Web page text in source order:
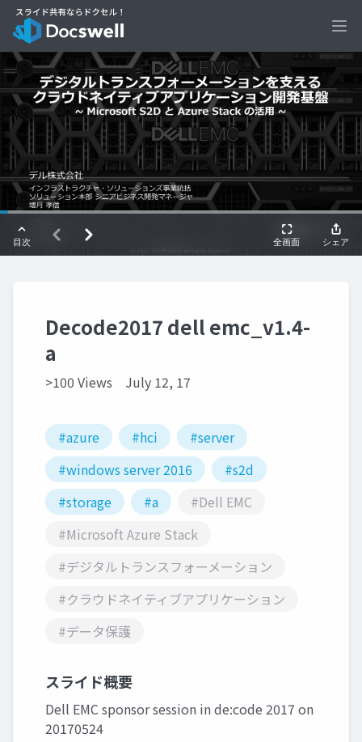
Decode2017 dell emc_v1.4-
a
>100 Views July 12, 17
#azure #hci
#server
#windows server 2016
#s2d
#storage
#a
#Dell EMC
#Microsoft Azure Stack
#デジタルトランスフォーメーション
#クラウドネイティブアプリケーション
#データ保護
スライド概要
Dell EMC sponsor session in de:code 2017 on
20170524